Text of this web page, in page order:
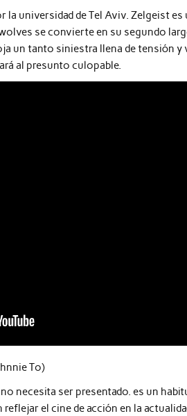
la universidad de Tel Aviv. Zelgeist
se convierte en su segundo
un tanto siniestra llena de tensión
al presunto culopable.
To)
necesita ser presentado. es un
el cine de acción en la